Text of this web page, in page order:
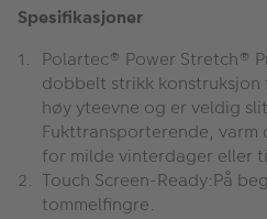
Spesifikasjoner
Polartec® Power Stretch®
dobbelt strikk
høy yteevne og er veldig
Fukttransporterende,
for milde vinterdager eller
Touch Screen-Ready:På
tommelfingre.